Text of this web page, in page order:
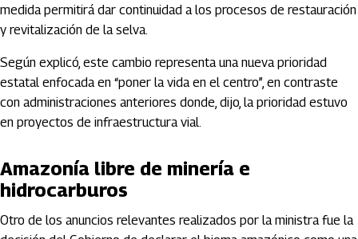
medida permitirá dar continuidad a los procesos de restauración
y revitalización de la selva.
Según explicó, este cambio representa una nueva prioridad
estatal enfocada en “poner la vida en el centro”, en contraste
con administraciones anteriores donde, dijo, la prioridad estuvo
en proyectos de infraestructura vial.
Amazonía libre de minería e
hidrocarburos
Otro de los anuncios relevantes realizados por la ministra fue la